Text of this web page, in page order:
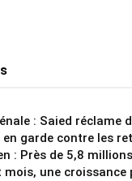
: Saied réclame
garde contre les
: Près de 5,8
mois, une croissance